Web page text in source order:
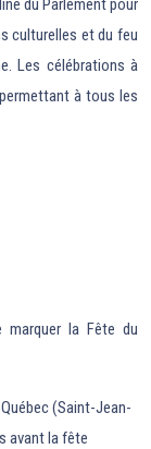
du Parlement pour
culturelles et du feu
Les célébrations à
à tous les
marquer la Fête du
(Saint-Jean-
avant la fête